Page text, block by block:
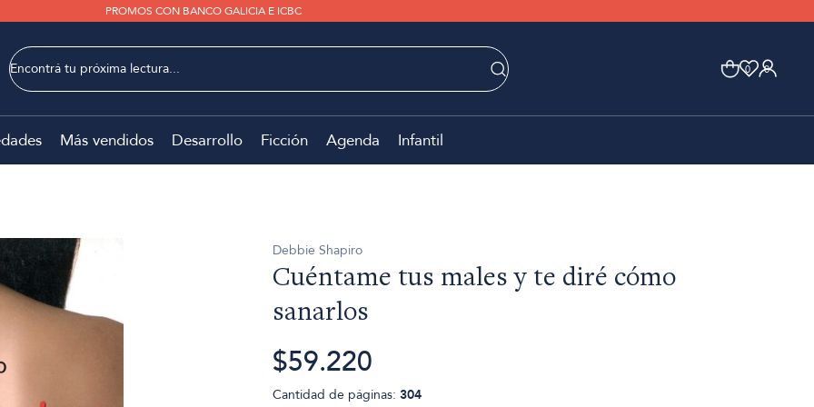
PROMOS CON BANCO GALICIA E ICBC
0 0
Más vendidos Desarrollo Ficción Agenda Infantil
Debbie Shapiro
Cuéntame tus males y te diré cómo
sanarlos
$59.220
Cantidad de páginas: 304